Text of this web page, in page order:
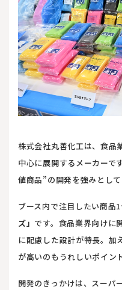
株式会社丸善化工は、食品
中心に展開するメーカーで
値商品”の開発を強みとして
ブース内で注目したい商品1
ズ」 です。食品業界向けに
に配慮した設計が特長。加
が高いのもうれしいポイント
開発のきっかけは、スーパ